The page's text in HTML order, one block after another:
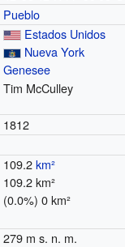
Pueblo
Estados Unidos
Nueva York
Genesee
Tim McCulley
1812
109.2km²
109.2 km²
(0.0%) 0 km²
279 m s. n. m.